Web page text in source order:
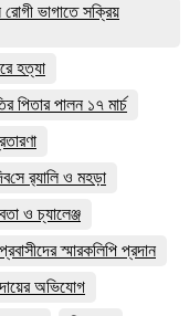
ভাগাতে সক্রিয়
হত্যা
পিতার পালন ১৭ মার্চ
র‌্যালি ও মহড়া
ও চ্যালেঞ্জ
স্মারকলিপি প্রদান
অভিযোগ